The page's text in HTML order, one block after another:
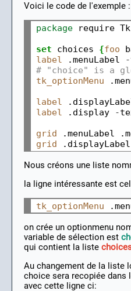
Voici le code de l'exemple :
package require Tk
set choices {foo
label
.menuLabel -
# "choice" is a
tk_optionMenu
label
label
.display -
grid
grid
Nous créons une liste
la ligne intéressante est
tk_optionMenu
on crée un optionmenu
variable de sélection est
qui contient la liste
Au changement de la liste
choice sera recopiée dans
avec cette ligne ci: